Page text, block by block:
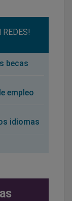
REDES!
becas
empleo
idiomas